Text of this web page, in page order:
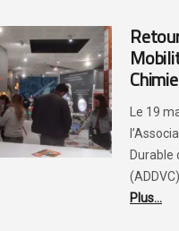
Le 19
Durable
Plus...